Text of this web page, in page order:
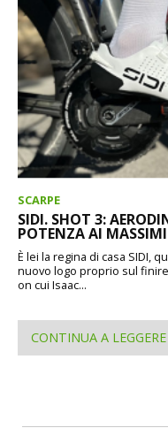
SCARPE
SIDI. SHOT 3:
POTENZA AI
È lei la regina di casa SIDI,
nuovo logo proprio sul
on cui Isaac...
CONTINUA A LEGGERE